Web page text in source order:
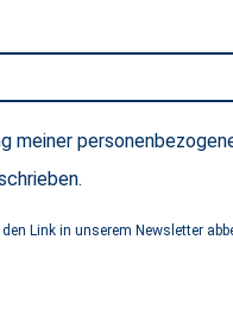
meiner
Link in unserem Newsletter